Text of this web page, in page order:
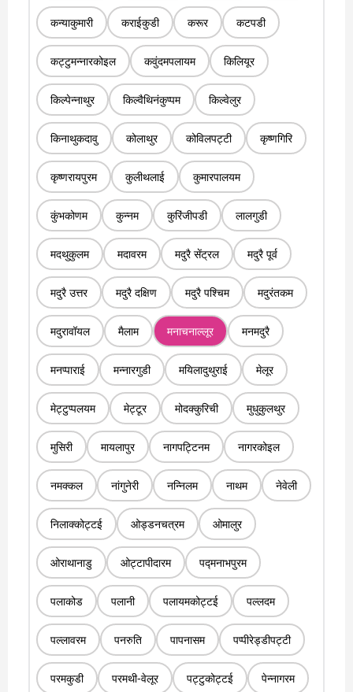
कन्याकुमारी कराईकुडी करूर कटपडी
कट्टुमन्नारकोइल कवुंदमपलायम किलियूर
किल्पेन्नाथुर किल्वैथिनंकुप्पम किल्वेलुर
किनाथुकदावु कोलाथुर कोविलपट्टी कृष्णगिरि
कृष्णरायपुरम कुलीथलाई कुमारपालयम
कुंभकोणम कुन्नम कुरिंजीपडी लालगुडी
मदथुकुलम मदावरम मदुरै सेंट्रल मदुरै पूर्व
मदुरै उत्तर मदुरै दक्षिण मदुरै पश्चिम मदुरंतकम
मदुरावॉयल मैलाम मनाचनाल्लूर मनमदुरै
मनप्पाराई मन्नारगुडी मयिलादुथुराई मेलूर
मेट्टुप्पलयम मेट्टूर मोदक्कुरिची मुधुकुलथुर
मुसिरी मायलापुर नागपट्टिनम नागरकोइल
नमक्कल नांगुनेरी नन्निलम नाथम नेवेली
निलाक्कोट्टई ओड्डनचत्रम ओमालुर
ओराथानाडु ओट्टापीदारम पद्मनाभपुरम
पलाकोड पलानी पलायमकोट्टई पल्लदम
पल्लावरम पनरुति पापनासम पप्पीरेड्डीपट्टी
परमकुडी परमथी-वेलूर पट्टुकोट्टई पेन्नागरम